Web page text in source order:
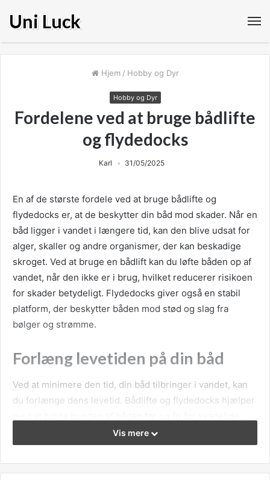
Uni Luck
Hjem / Hobby og Dyr
Hobby og Dyr
Fordelene ved at bruge bådlifte
og flydedocks
Karl 31/05/2025
En af de største fordele ved at bruge bådlifte og
flydedocks er, at de beskytter din båd mod skader. Når en
båd ligger i vandet i længere tid, kan den blive udsat for
alger, skaller og andre organismer, der kan beskadige
skroget. Ved at bruge en bådlift kan du løfte båden op af
vandet, når den ikke er i brug, hvilket reducerer risikoen
for skader betydeligt. Flydedocks giver også en stabil
platform, der beskytter båden mod stød og slag fra
bølger og strømme.
Forlæng levetiden på din båd
Ved at minimere den tid, din båd tilbringer i vandet, kan
du forlænge dens levetid. Bådlifte og flydedocks hjælper
elementer, hvilket betyder mindre vedligeholdelse og
færre reparationer over tid. Dette kan spare dig for
betydelige omkostninger og sikre, at din båd forbliver i
Vis mere